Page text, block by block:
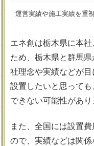
運営実績や施工実績を重
エネ創は栃木県に本
ため、栃木県と群馬
社理念や実績などが
設置したいと思って
できない可能性があり
また、全国には設置
ので、実績などは関